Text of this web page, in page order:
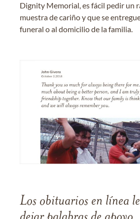
Dignity Memorial, es fácil pedir un
muestra de cariño y que se
funeral o al domicilio de la familia.
Los obituarios en línea